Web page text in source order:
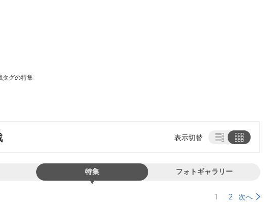
タグの特集
表示切替
特集 フォトギャラリー
1 2 次へ